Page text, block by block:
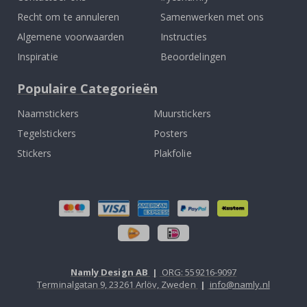
Recht om te annuleren
Algemene voorwaarden
Inspiratie
Samenwerken met ons
Instructies
Beoordelingen
Populaire Categorieën
Naamstickers
Muurstickers
Tegelstickers
Posters
Stickers
Plakfolie
Namly Design AB | ORG: 559216-9097
Terminalgatan 9, 23261 Arlöv, Zweden | info@namly.nl